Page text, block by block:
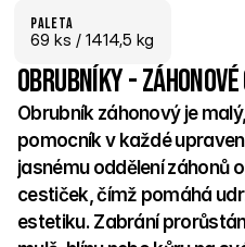
paletA
69 ks / 1414,5 kg
Obrubníky -
Obrubník záhonový je
pomocník v každé
jasnému oddělení záhonů
cestiček, čímž pomáhá
estetiku. Zabrání